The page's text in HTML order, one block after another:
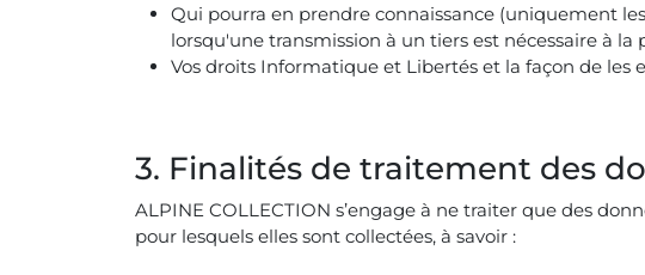
Qui pourra en prendre connaissance (uniquement
lorsqu'une transmission à un tiers est nécessaire à la
Vos droits Informatique et Libertés et la façon de les
3. Finalités de traitement des
ALPINE COLLECTION s’engage à ne traiter que des
pour lesquels elles sont collectées, à savoir :